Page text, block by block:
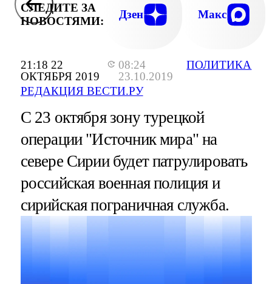
21:18 22
ОКТЯБРЯ 2019
08:24
23.10.2019
РЕДАКЦИЯ ВЕСТИ.РУ
ПОЛИТИКА
СЛЕДИТЕ ЗА
НОВОСТЯМИ:
Дзен Макс
С 23 октября зону турецкой
операции "Источник мира" на
севере Сирии будет патрулировать
российская военная полиция и
сирийская пограничная служба.